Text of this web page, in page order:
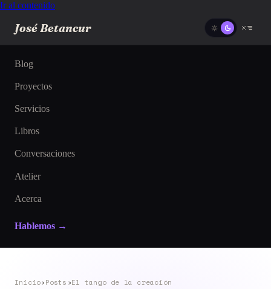
Ir al contenido
José Betancur
Blog
Proyectos
Servicios
Libros
Conversaciones
Atelier
Acerca
Hablemos →
Inicio›Posts ›El tango de la creación